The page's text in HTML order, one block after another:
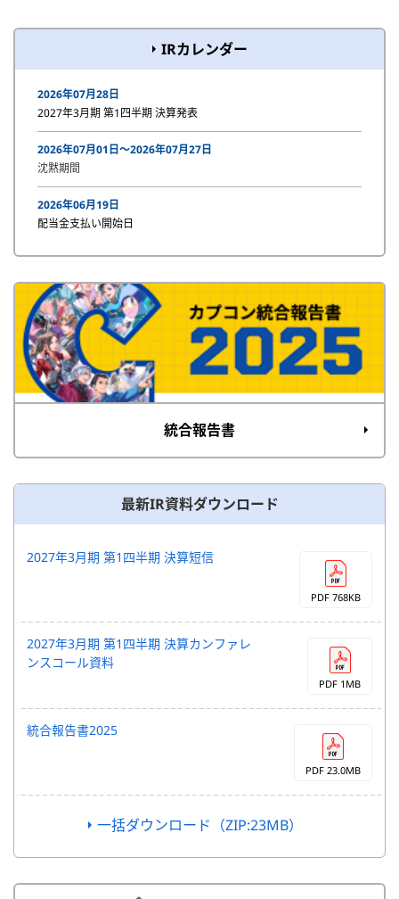
IRカレンダー
2026年07月28日
2027年3月期 第1四半期 決算発表
2026年07月01日〜2026年07月27日
沈黙期間
2026年06月19日
配当金支払い開始日
統合報告書
最新IR資料ダウンロード
2027年3月期 第1四半期 決算短信
PDF 768KB
2027年3月期 第1四半期 決算カンファレ
ンスコール資料
PDF 1MB
統合報告書2025
PDF 23.0MB
一括ダウンロード（ZIP:23MB）